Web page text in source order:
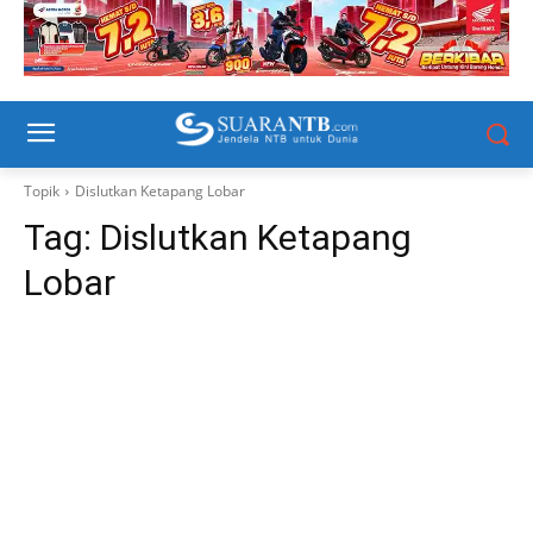
Topik Dislutkan Ketapang Lobar
Tag: Dislutkan Ketapang
Lobar